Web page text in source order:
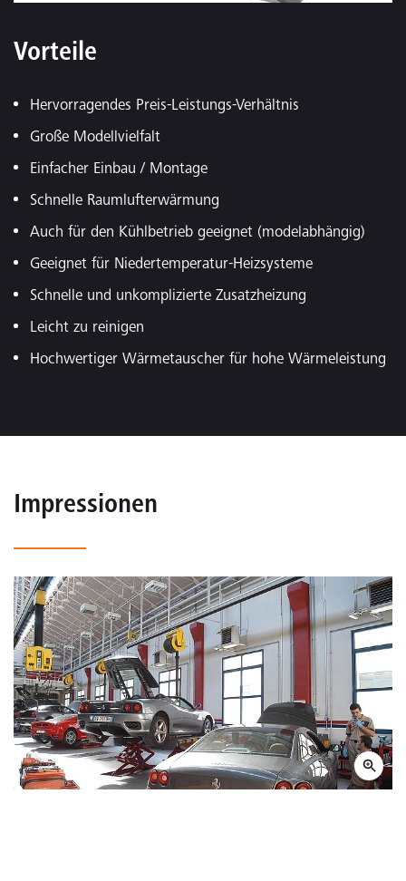
Vorteile
Hervorragendes Preis-Leistungs-Verhältnis
Große Modellvielfalt
Einfacher Einbau / Montage
Schnelle Raumlufterwärmung
Auch für den Kühlbetrieb geeignet (modelabhängig)
Geeignet für Niedertemperatur-Heizsysteme
Schnelle und unkomplizierte Zusatzheizung
Leicht zu reinigen
Hochwertiger Wärmetauscher für hohe Wärmeleistung
Impressionen